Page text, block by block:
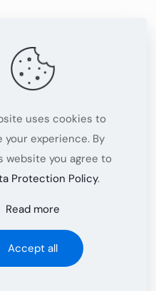
uses cookies to
your experience. By
website you agree to
Protection Policy.
Read more
Accept all